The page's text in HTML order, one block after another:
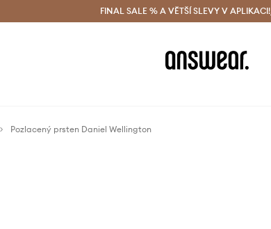
Doručení a vrácení zdarma (od 1800 Kč) Doručení i do 24 h
FINAL SALE % A VĚTŠÍ SLEVY V APLIKACI!
Pozlacený prsten Daniel Wellington